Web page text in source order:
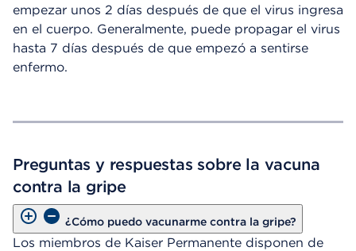
empezar unos 2 días después de que el virus ingresa
en el cuerpo. Generalmente, puede propagar el virus
hasta 7 días después de que empezó a sentirse
enfermo.
Preguntas y respuestas sobre la vacuna
contra la gripe
¿Cómo puedo vacunarme contra la gripe?
Los miembros de Kaiser Permanente disponen de